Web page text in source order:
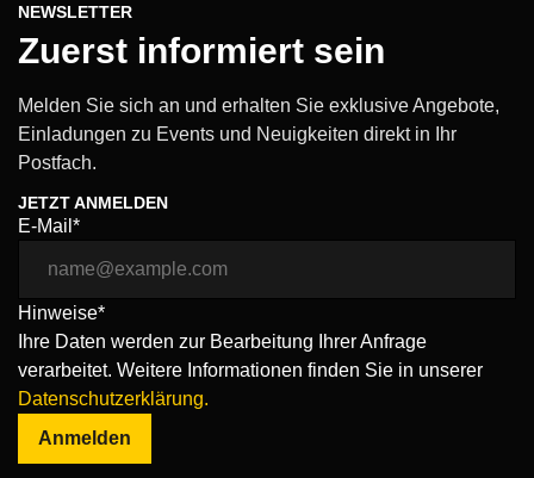
NEWSLETTER
Zuerst informiert sein
Melden Sie sich an und erhalten Sie exklusive Angebote,
Einladungen zu Events und Neuigkeiten direkt in Ihr
Postfach.
JETZT ANMELDEN
E-Mail*
Hinweise*
Ihre Daten werden zur Bearbeitung Ihrer Anfrage
verarbeitet. Weitere Informationen finden Sie in unserer
Datenschutzerklärung.
Anmelden